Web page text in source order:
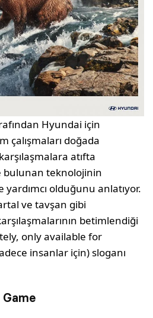
Hyundai için
çalışmaları doğada
atıfta
bulunan teknolojinin
yardımcı olduğunu anlatıyor.
ve tavşan gibi
betimlendiği
only available for
insanlar için) sloganı